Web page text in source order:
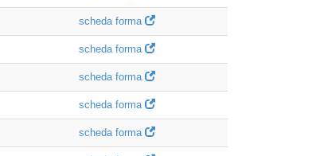
scheda forma
scheda forma
scheda forma
scheda forma
scheda forma